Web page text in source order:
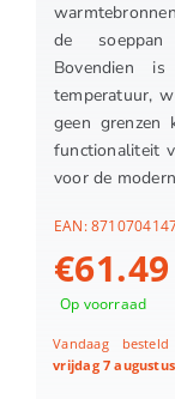
de soeppan
Bovendien
temperatuur,
geen grenzen
functionaliteit
voor de
EAN:
€61.49
Op voorraad
Vandaag
vrijdag 7 augustus